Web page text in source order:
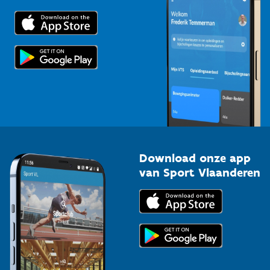
Trainers en begeleiders
Topsporters
Voor de pers
Download onze app
van Sport Vlaanderen